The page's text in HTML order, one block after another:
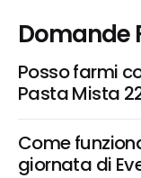
Domande
Posso farmi
Pasta Mista
Come
giornata di